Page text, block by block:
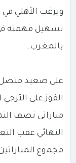
ويرغب الأهلي في
بالمغرب.
على صعيد متصل ،
الفوز على
مباراتى نصف
مجموع